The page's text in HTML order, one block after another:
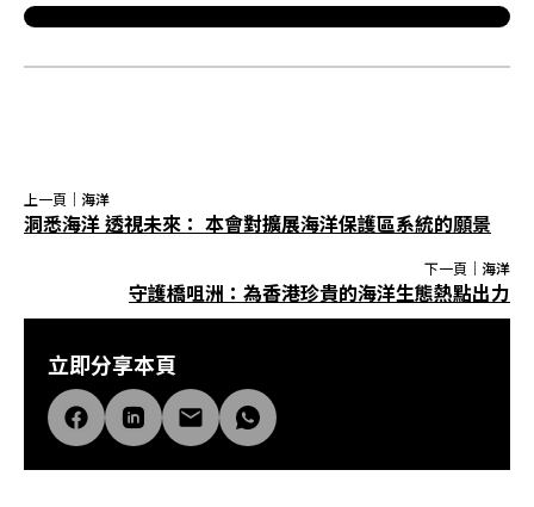
上一頁｜ 海洋
洞悉海洋 透視未來： 本會對擴展海洋保護區系統的願景
下一頁｜ 海洋
守護橋咀洲：為香港珍貴的海洋生態熱點出力
立即分享本頁